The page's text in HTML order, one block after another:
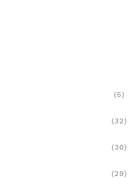
(5)
(32)
(30)
(29)